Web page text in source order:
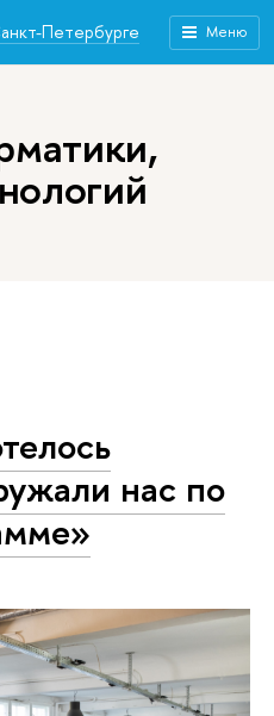
Петербурге Меню
нас по